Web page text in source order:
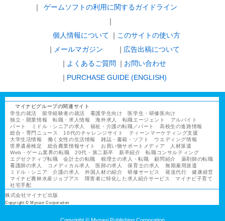
ゲームソフトの利用に関するガイドライン
｜
個人情報について
このサイトの使い方
メールマガジン
広告出稿について
よくあるご質問
お問い合わせ
PURCHASE GUIDE (ENGLISH)
マイナビグループの関連サイト
学生の就活
留学経験者の就活 看護学生向け
医学生・研修医向け
独立・開業情報
転職・求人情報 海外求人 転職エージェント
アルバイト
パート
ミドル・シニアの求人 福祉・介護の転職／パート
高校生の進路情報
総合・専門ニュース
10代のチャレンジサイト
ティーンマーケティング支援
大学生活情報
働く女性の生活情報 雑誌・書籍・ソフト
ウエディング情報
世界遺産検定
総合農業情報サイト お買い物サポートメディア
人材派遣
Web・ゲーム業界の転職
20代・第二新卒 新卒紹介
転職コンサルティング
エグゼクティブ転職
会計士の転職 税理士の求人・転職 顧問紹介
薬剤師の転職
看護師の求人
コメディカル求人 医師の求人 保育士の求人
無期雇用派遣
ミドル・シニア
介護の求人 外国人材の紹介 研修サービス 発送代行
健康経営
マイナビ農林水産ジョブアス
障害者に特化した求人紹介サービス
マイナビ子育て
社宅手配
株式会社マイナビ出版
Copyright © Mynavi Corporation